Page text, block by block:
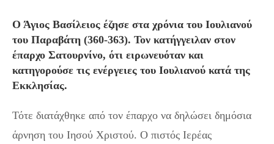
Ο Άγιος Βασίλειος έζησε στα χρόνια του Ιουλιανού
του Παραβάτη (360-363). Τον κατήγγειλαν στον
έπαρχο Σατουρνίνο, ότι ειρωνευόταν και
κατηγορούσε τις ενέργειες του Ιουλιανού κατά της
Εκκλησίας.
Τότε διατάχθηκε από τον έπαρχο να δηλώσει δημόσια
άρνηση του Ιησού Χριστού. Ο πιστός Ιερέας